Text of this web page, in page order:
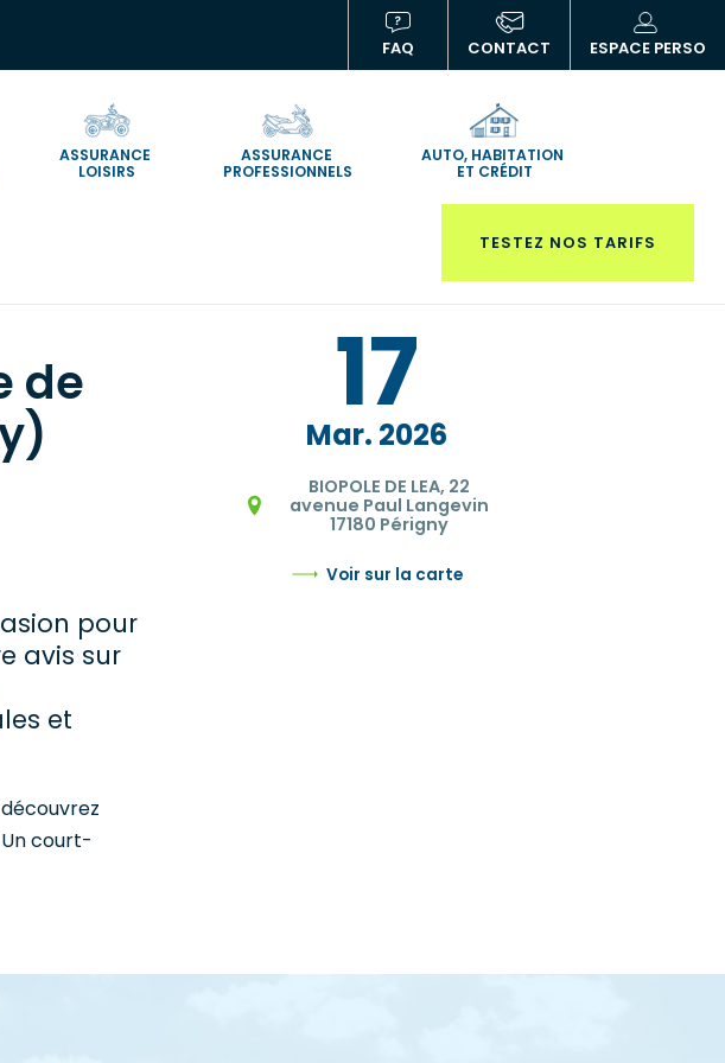
FAQ (NOUVELLE
FENÊTRE)
CONTACT ESPACE PERSO
ASSURANCE
LOISIRS
ASSURANCE
PROFESSIONNELS
AUTO, HABITATION
ET CRÉDIT
TESTEZ NOS TARIFS
de
17
Mar 2026
BIOPOLE DE LEA, 22
avenue Paul Langevin
17180 Périgny
Voir sur la carte
pour
avis sur
et
court-